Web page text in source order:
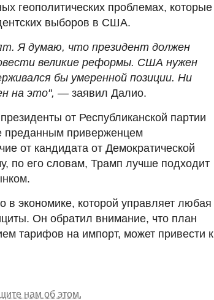
геополитических проблемах, которые
выборов в США.
Я думаю, что президент должен
великие реформы. США нужен
бы умеренной позиции. Ни
на это", — заявил Далио.
от Республиканской партии
преданным приверженцем
от кандидата от Демократической
по его словам, Трамп лучше подходит
экономике, которой управляет любая
Он обратил внимание, что план
тарифов на импорт, может привести к
нам об этом.